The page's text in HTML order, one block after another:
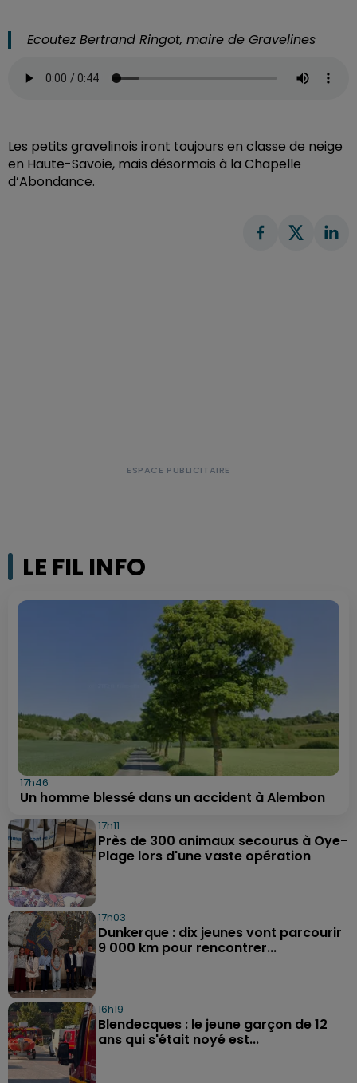
Ecoutez Bertrand Ringot, maire de Gravelines
Les petits gravelinois iront toujours en classe de neige
en Haute-Savoie, mais désormais à la Chapelle
d’Abondance.
LE FIL INFO
17h46
Un homme blessé dans un accident à Alembon
17h11
Près de 300 animaux secourus à Oye-
Plage lors d'une vaste opération
17h03
Dunkerque : dix jeunes vont parcourir
9 000 km pour rencontrer...
16h19
Blendecques : le jeune garçon de 12
ans qui s'était noyé est...